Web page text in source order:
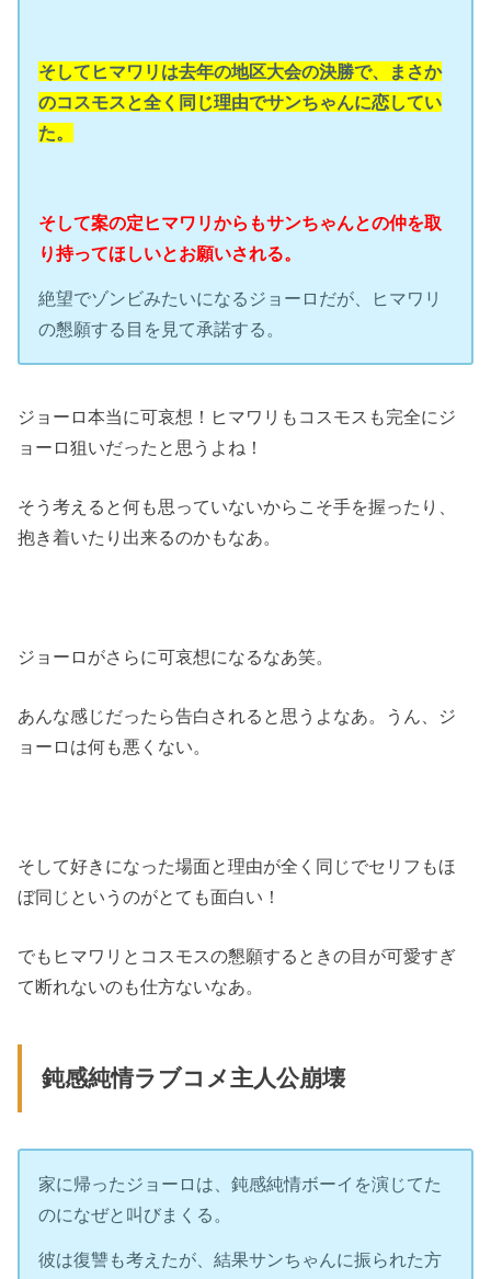
そしてヒマワリは去年の地区大会の決勝で、まさか
のコスモスと全く同じ理由でサンちゃんに恋してい
た。
そして案の定ヒマワリからもサンちゃんとの仲を取
り持ってほしいとお願いされる。
絶望でゾンビみたいになるジョーロだが、ヒマワリ
の懇願する目を見て承諾する。
ジョーロ本当に可哀想！ヒマワリもコスモスも完全にジ
ョーロ狙いだったと思うよね！
そう考えると何も思っていないからこそ手を握ったり、
抱き着いたり出来るのかもなあ。
ジョーロがさらに可哀想になるなあ笑。
あんな感じだったら告白されると思うよなあ。うん、ジ
ョーロは何も悪くない。
そして好きになった場面と理由が全く同じでセリフもほ
ぼ同じというのがとても面白い！
でもヒマワリとコスモスの懇願するときの目が可愛すぎ
て断れないのも仕方ないなあ。
鈍感純情ラブコメ主人公崩壊
家に帰ったジョーロは、鈍感純情ボーイを演じてた
のになぜと叫びまくる。
彼は復讐も考えたが、結果サンちゃんに振られた方